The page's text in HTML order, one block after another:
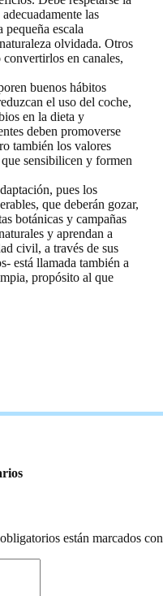
las
escala
olvidada. Otros
en canales,
buenos hábitos
el uso del coche,
en la dieta y
deben promoverse
también los valores
sensibilicen y formen
pues los
que deberán gozar,
botánicas y campañas
y aprendan a
civil, a través de sus
está llamada también a
propósito al que
están marcados con